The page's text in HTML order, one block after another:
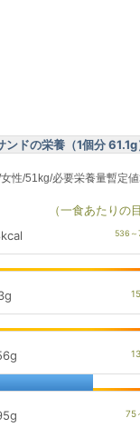
ドの栄養（1個分 61.1g
性/51kg/必要栄養量暫定
（一食あたりの
g
g
g